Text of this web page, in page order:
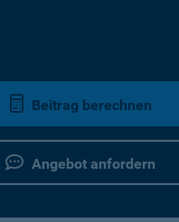
Beitrag berechnen
Angebot anfordern